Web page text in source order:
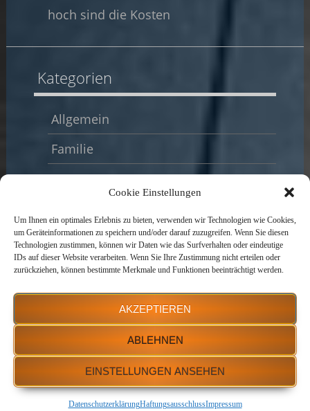
Cookie Einstellungen
Um Ihnen ein optimales Erlebnis zu bieten, verwenden wir Technologien wie Cookies,
um Geräteinformationen zu speichern und/oder darauf zuzugreifen. Wenn Sie diesen
Technologien zustimmen, können wir Daten wie das Surfverhalten oder eindeutige
IDs auf dieser Website verarbeiten. Wenn Sie Ihre Zustimmung nicht erteilen oder
zurückziehen, können bestimmte Merkmale und Funktionen beeinträchtigt werden.
AKZEPTIEREN
ABLEHNEN
EINSTELLUNGEN ANSEHEN
DatenschutzerklärungHaftungsausschlussImpressum
hoch sind die Kosten
Kategorien
Allgemein
Familie
Garten
Heizung | Energie
Modernisierungen
Recht und Finanzen
Renovieren
Wohnen